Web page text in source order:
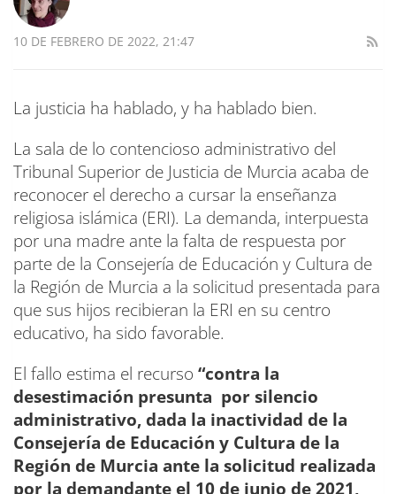
10 DE FEBRERO DE 2022, 21:47
La justicia ha hablado, y ha hablado bien.
La sala de lo contencioso administrativo del
Tribunal Superior de Justicia de Murcia acaba de
reconocer el derecho a cursar la enseñanza
religiosa islámica (ERI). La demanda, interpuesta
por una madre ante la falta de respuesta por
parte de la Consejería de Educación y Cultura de
la Región de Murcia a la solicitud presentada para
que sus hijos recibieran la ERI en su centro
educativo, ha sido favorable.
El fallo estima el recurso “contra la
desestimación presunta por silencio
administrativo, dada la inactividad de la
Consejería de Educación y Cultura de la
Región de Murcia ante la solicitud realizada
por la demandante el 10 de junio de 2021,